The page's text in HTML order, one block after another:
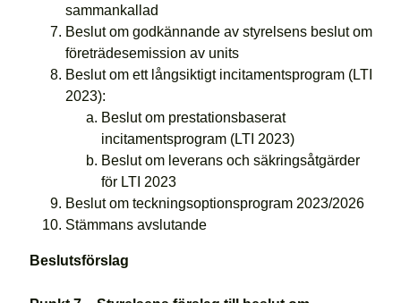
sammankallad
Beslut om godkännande av styrelsens beslut om
företrädesemission av units
Beslut om ett långsiktigt incitamentsprogram (LTI
2023):
Beslut om prestationsbaserat
incitamentsprogram (LTI 2023)
Beslut om leverans och säkringsåtgärder
för LTI 2023
Beslut om teckningsoptionsprogram 2023/2026
Stämmans avslutande
Beslutsförslag